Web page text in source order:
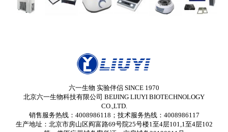
六一生物 实验伴侣 SINCE 1970
北京六一生物科技有限公司 BEIJING LIUYI BIOTECHNOLOGY
CO.,LTD.
销售服务热线：4008986118；技术服务热线：4008986117
生产地址：北京市房山区阎富路69号院25号楼1至4层101,1至4层102